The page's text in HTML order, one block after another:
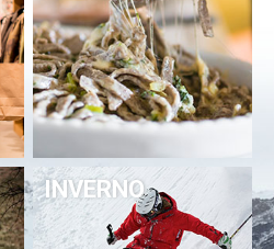
INVERNO